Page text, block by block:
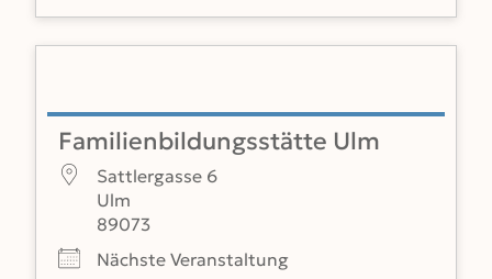
Familienbildungsstätte Ulm
Sattlergasse 6
Ulm
89073
Nächste Veranstaltung